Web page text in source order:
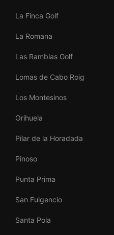
La Finca Golf
La Romana
Las Ramblas Golf
Lomas de Cabo Roig
Los Montesinos
Orihuela
Pilar de la Horadada
Pinoso
Punta Prima
San Fulgencio
Santa Pola